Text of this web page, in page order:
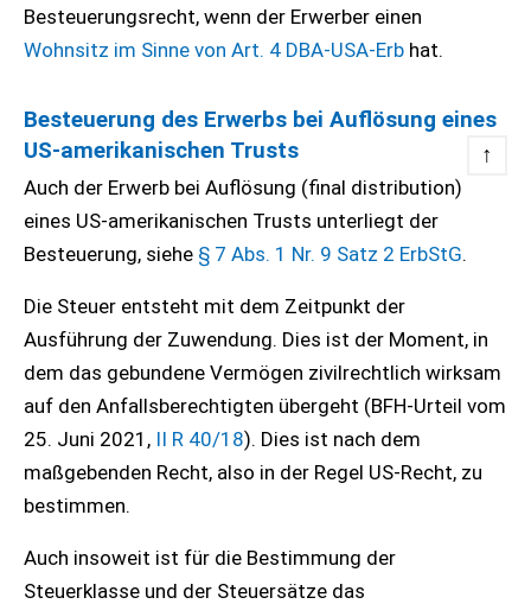
Besteuerungsrecht, wenn der Erwerber einen
Wohnsitz im Sinne von Art. 4 DBA-USA-Erb hat.
Besteuerung des Erwerbs bei Auflösung eines
US-amerikanischen Trusts
↑
Auch der Erwerb bei Auflösung (final distribution)
eines US-amerikanischen Trusts unterliegt der
Besteuerung, siehe § 7 Abs. 1 Nr. 9 Satz 2 ErbStG.
Die Steuer entsteht mit dem Zeitpunkt der
Ausführung der Zuwendung. Dies ist der Moment, in
dem das gebundene Vermögen zivilrechtlich wirksam
auf den Anfallsberechtigten übergeht (BFH-Urteil vom
25. Juni 2021, II R 40/18). Dies ist nach dem
maßgebenden Recht, also in der Regel US-Recht, zu
bestimmen.
Auch insoweit ist für die Bestimmung der
Steuerklasse und der Steuersätze das